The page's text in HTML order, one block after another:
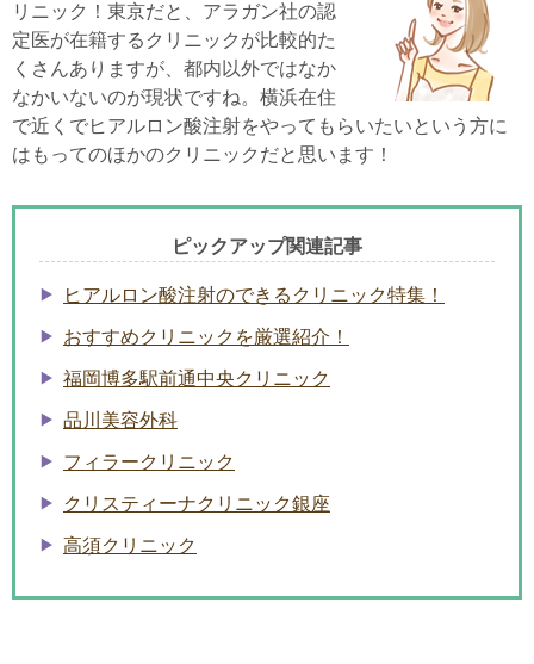
リニック！東京だと、アラガン社の認
定医が在籍するクリニックが比較的た
くさんありますが、都内以外ではなか
なかいないのが現状ですね。横浜在住
で近くでヒアルロン酸注射をやってもらいたいという方に
はもってのほかのクリニックだと思います！
ピックアップ関連記事
ヒアルロン酸注射のできるクリニック特集！
おすすめクリニックを厳選紹介！
福岡博多駅前通中央クリニック
品川美容外科
フィラークリニック
クリスティーナクリニック銀座
高須クリニック